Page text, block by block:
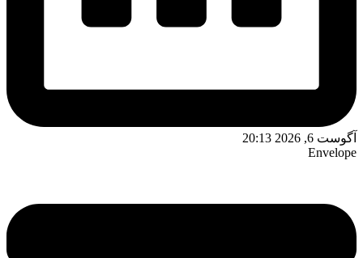
آگوست 6, 2026 20:13
Envelope